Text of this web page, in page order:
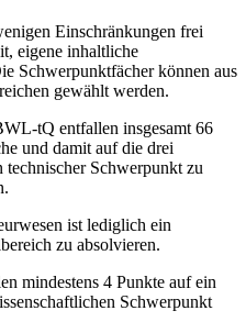
Einschränkungen frei
eigene inhaltliche
Schwerpunktfächer können aus
gewählt werden.
tQ entfallen insgesamt 66
und damit auf die drei
Schwerpunkt zu
ist lediglich ein
zu absolvieren.
mindestens 4 Punkte auf ein
Schwerpunkt